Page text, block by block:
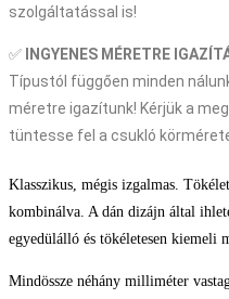
szolgáltatással is!
✅ INGYENES MÉRETRE
Típustól függően minden
méretre igazítunk! Kérjük a
tüntesse fel a csukló
Klasszikus, mégis izgalmas.
kombinálva. A dán dizájn által
egyedülálló és tökéletesen kiemeli
Mindössze néhány milliméter